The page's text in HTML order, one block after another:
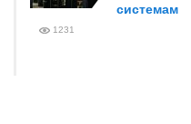
системам
1231